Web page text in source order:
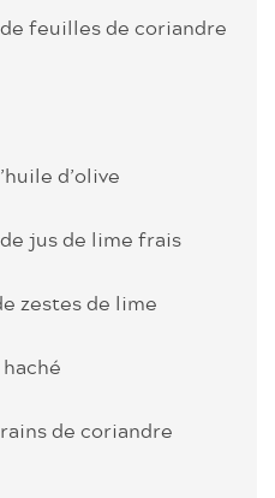
feuilles de coriandre
d’olive
jus de lime frais
zestes de lime
de coriandre